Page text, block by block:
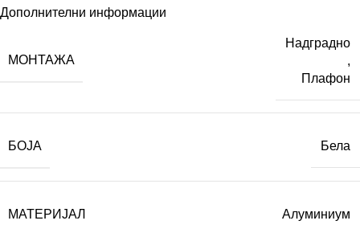
Дополнителни информации
МОНТАЖА
Надградно
,
Плафон
БОЈА Бела
МАТЕРИЈАЛ Алуминиум